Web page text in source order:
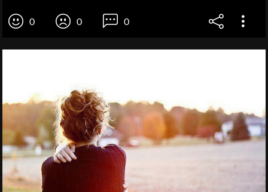
0 0 0